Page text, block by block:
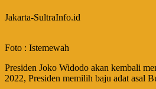
Jakarta-SultraInfo.id
Foto : Istemewah
Presiden Joko Widodo akan kembali
2022, Presiden memilih baju adat asal